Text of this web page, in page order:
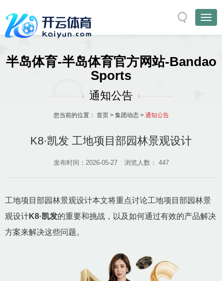
半岛体育-半岛体育官方网站-Bandao
Sports
通知公告
您当前的位置： 首页> 集团动态> 通知公告
K8·凯发 工地项目部园林景观设计
发布时间：2026-05-27 浏览人数： 447
工地项目部园林景观设计本文将重点讨论工地项目部园林景
观设计K8·凯发的重要和挑战，以及如何通过有效的产品解决
方案来解决这些问题。